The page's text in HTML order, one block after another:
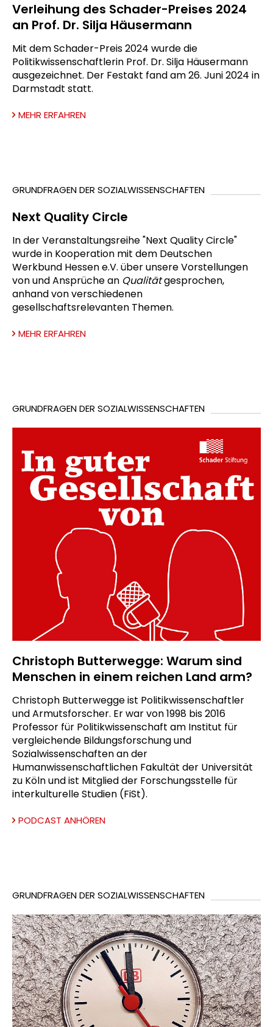
Verleihung des Schader-Preises 2024
an Prof. Dr. Silja Häusermann
Mit dem Schader-Preis 2024 wurde die
Politikwissenschaftlerin Prof. Dr. Silja Häusermann
ausgezeichnet. Der Festakt fand am 26. Juni 2024 in
Darmstadt statt.
MEHR ERFAHREN
GRUNDFRAGEN DER SOZIALWISSENSCHAFTEN
Next Quality Circle
In der Veranstaltungsreihe "Next Quality Circle"
wurde in Kooperation mit dem Deutschen
Werkbund Hessen e.V. über unsere Vorstellungen
von und Ansprüche an Qualitätgesprochen,
anhand von verschiedenen
gesellschaftsrelevanten Themen.
MEHR ERFAHREN
GRUNDFRAGEN DER SOZIALWISSENSCHAFTEN
Christoph Butterwegge: Warum sind
Menschen in einem reichen Land arm?
Christoph Butterwegge ist Politikwissenschaftler
und Armutsforscher. Er war von 1998 bis 2016
Professor für Politikwissenschaft am Institut für
vergleichende Bildungsforschung und
Sozialwissenschaften an der
Humanwissenschaftlichen Fakultät der Universität
zu Köln und ist Mitglied der Forschungsstelle für
interkulturelle Studien (FiSt).
PODCAST ANHÖREN
GRUNDFRAGEN DER SOZIALWISSENSCHAFTEN